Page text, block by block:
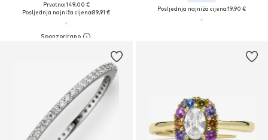
Prvotno: 149,00 €
Posljednja najniža cijena:89,91 €
Posljednja najniža cijena:19,90 €